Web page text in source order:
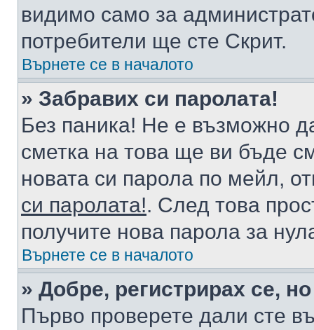
видимо само за
потребители ще сте Скрит.
Върнете се в началото
» Забравих си паролата!
Без паника! Не е възможно
сметка на това ще ви бъде
новата си парола по мейл,
си паролата!. След това
получите нова парола за
Върнете се в началото
» Добре, регистрирах се,
Първо проверете дали сте